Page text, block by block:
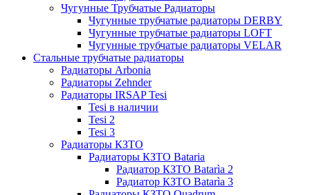
Чугунные Трубчатые Радиаторы
Чугунные трубчатые радиаторы DERBY
Чугунные трубчатые радиаторы LOFT
Чугунные трубчатые радиаторы VELAR
Стальные трубчатые радиаторы
Радиаторы Arbonia
Радиаторы Zehnder
Радиаторы IRSAP Tesi
Tesi в наличии
Tesi 2
Tesi 3
Радиаторы КЗТО
Радиаторы КЗТО Bataria
Радиатор КЗТО Batarìa 2
Радиатор КЗТО Batarìa 3